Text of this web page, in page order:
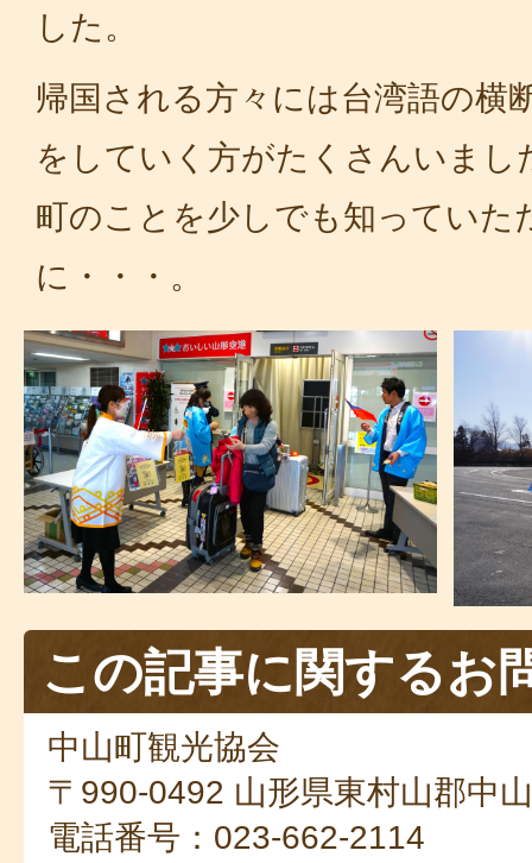
した。
帰国される方々には台湾語の横
をしていく方がたくさんいまし
町のことを少しでも知っていた
に・・・。
この記事に関するお
中山町観光協会
〒990-0492 山形県東村山郡中
電話番号：023-662-2114